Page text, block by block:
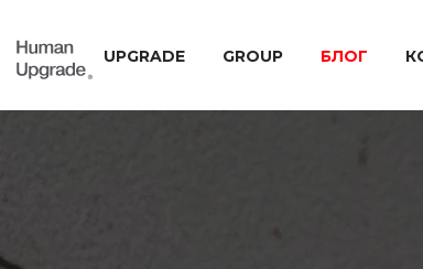
UPGRADE GROUP БЛОГ